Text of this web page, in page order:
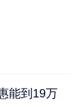
能到19万